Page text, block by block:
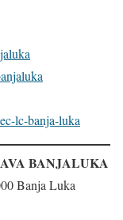
lc-banja-luka
BANJALUKA
Banja Luka